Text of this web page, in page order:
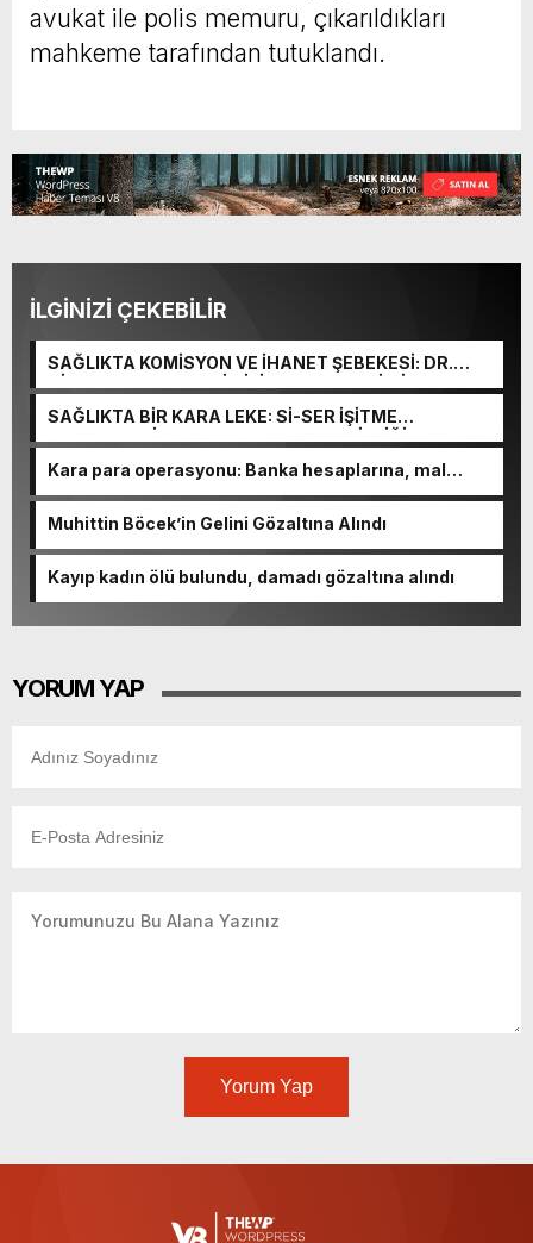
avukat ile polis memuru, çıkarıldıkları
mahkeme tarafından tutuklandı.
İLGİNİZİ ÇEKEBİLİR
SAĞLIKTA KOMİSYON VE İHANET ŞEBEKESİ: DR.
NİHAT URUÇ VE SEMİH İŞİTME MERKEZİ’NİN SGK
VURGUNU!
SAĞLIKTA BİR KARA LEKE: Sİ-SER İŞİTME
MERKEZLERİ VE MODERN UMUT TACİRLİĞİ
Kara para operasyonu: Banka hesaplarına, mal
Muhittin Böcek’in Gelini Gözaltına Alındı
Kayıp kadın ölü bulundu, damadı gözaltına alındı
YORUM YAP
Yorum Yap